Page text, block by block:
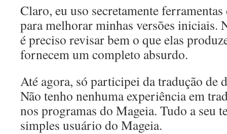
Claro, eu uso secretamente
para melhorar minhas versões iniciais.
é preciso revisar bem o que elas
fornecem um completo absurdo.
Até agora, só participei da tradução de
Não tenho nenhuma experiência em
nos programas do Mageia. Tudo a seu
simples usuário do Mageia.